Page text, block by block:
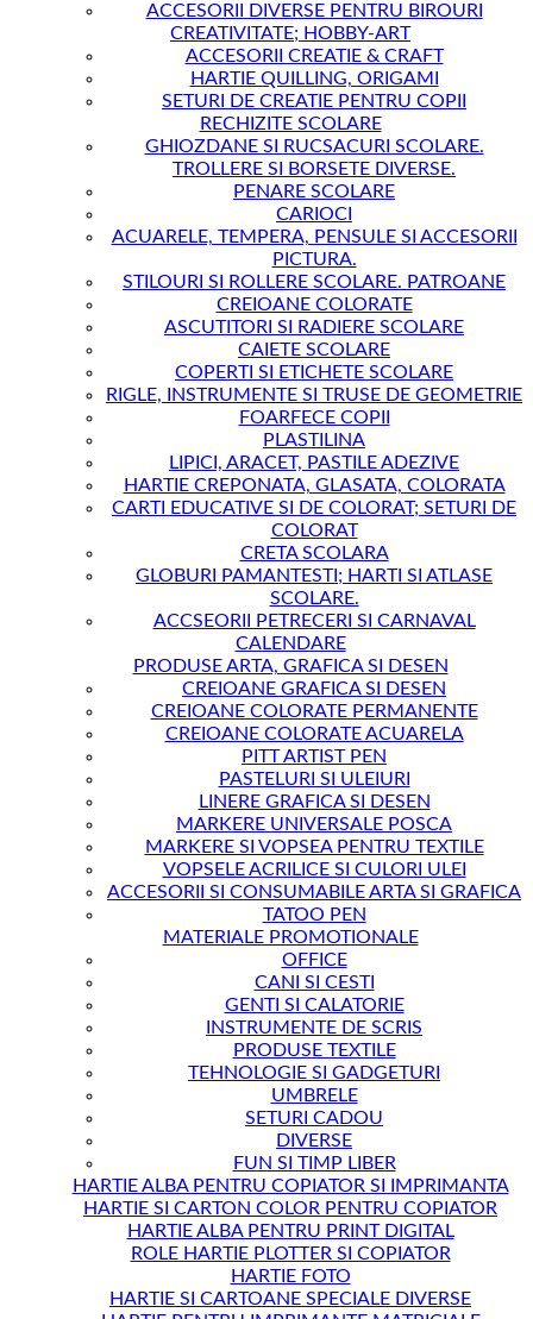
ACCESORII DIVERSE PENTRU BIROURI
CREATIVITATE; HOBBY-ART
ACCESORII CREATIE & CRAFT
HARTIE QUILLING, ORIGAMI
SETURI DE CREATIE PENTRU COPII
RECHIZITE SCOLARE
GHIOZDANE SI RUCSACURI SCOLARE.
TROLLERE SI BORSETE DIVERSE.
PENARE SCOLARE
CARIOCI
ACUARELE, TEMPERA, PENSULE SI ACCESORII
PICTURA.
STILOURI SI ROLLERE SCOLARE. PATROANE
CREIOANE COLORATE
ASCUTITORI SI RADIERE SCOLARE
CAIETE SCOLARE
COPERTI SI ETICHETE SCOLARE
RIGLE, INSTRUMENTE SI TRUSE DE GEOMETRIE
FOARFECE COPII
PLASTILINA
LIPICI, ARACET, PASTILE ADEZIVE
HARTIE CREPONATA, GLASATA, COLORATA
CARTI EDUCATIVE SI DE COLORAT; SETURI DE
COLORAT
CRETA SCOLARA
GLOBURI PAMANTESTI; HARTI SI ATLASE
SCOLARE.
ACCSEORII PETRECERI SI CARNAVAL
CALENDARE
PRODUSE ARTA, GRAFICA SI DESEN
CREIOANE GRAFICA SI DESEN
CREIOANE COLORATE PERMANENTE
CREIOANE COLORATE ACUARELA
PITT ARTIST PEN
PASTELURI SI ULEIURI
LINERE GRAFICA SI DESEN
MARKERE UNIVERSALE POSCA
MARKERE SI VOPSEA PENTRU TEXTILE
VOPSELE ACRILICE SI CULORI ULEI
ACCESORII SI CONSUMABILE ARTA SI GRAFICA
TATOO PEN
MATERIALE PROMOTIONALE
OFFICE
CANI SI CESTI
GENTI SI CALATORIE
INSTRUMENTE DE SCRIS
PRODUSE TEXTILE
TEHNOLOGIE SI GADGETURI
UMBRELE
SETURI CADOU
DIVERSE
FUN SI TIMP LIBER
HARTIE ALBA PENTRU COPIATOR SI IMPRIMANTA
HARTIE SI CARTON COLOR PENTRU COPIATOR
HARTIE ALBA PENTRU PRINT DIGITAL
ROLE HARTIE PLOTTER SI COPIATOR
HARTIE FOTO
HARTIE SI CARTOANE SPECIALE DIVERSE